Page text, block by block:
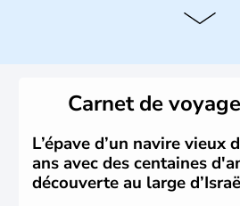
L'Israël est un état de la partie
vrai essor économique dans le
Carnet de voyage
L’épave d’un navire vieux
ans avec des centaines
découverte au large